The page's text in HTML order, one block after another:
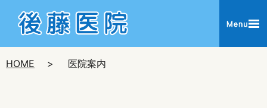
HOME 医院案内